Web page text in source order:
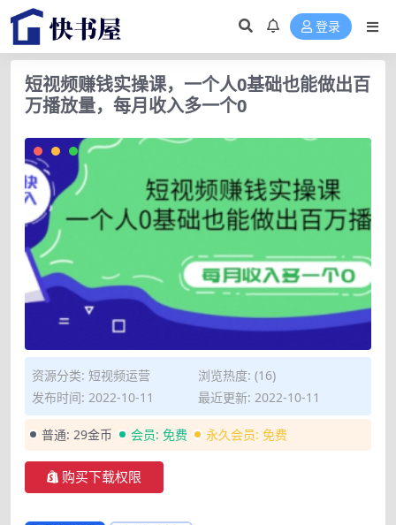
登录
短视频赚钱实操课，一个人0基础也能做出百
万播放量，每月收入多一个0
资源分类: 短视频运营
浏览热度: (16)
发布时间: 2022-10-11
最近更新: 2022-10-11
普通: 29金币 会员: 免费 永久会员: 免费
购买下载权限